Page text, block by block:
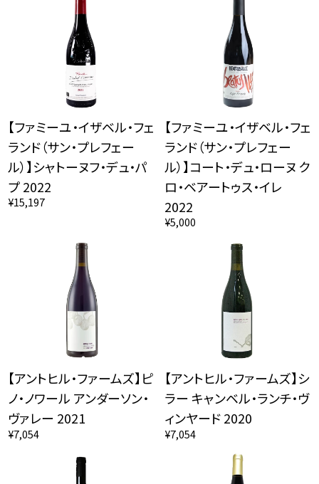
【ファミーユ・イザベル・フェ
ランド（サン・プレフェー
ル）】シャトーヌフ・デュ・パ
プ 2022
¥15,197
【ファミーユ・イザベル・フェ
ランド（サン・プレフェー
ル）】コート・デュ・ローヌ ク
ロ・ベアートゥス・イレ
2022
¥5,000
【アントヒル・ファームズ】ピ
ノ・ノワール アンダーソン・
ヴァレー 2021
¥7,054
【アントヒル・ファームズ】シ
ラー キャンベル・ランチ・ヴ
ィンヤード 2020
¥7,054